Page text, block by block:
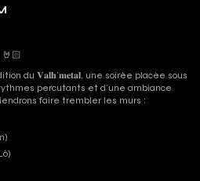
du 𝐕𝐚𝐥𝐡’𝐦𝐞𝐭𝐚𝐥, une soirée placée sous
percutants et d'une ambiance
faire trembler les murs :